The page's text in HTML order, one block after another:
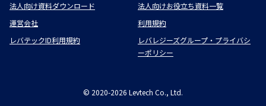
法人向け資料ダウンロード
法人向けお役立ち資料一覧
運営会社
利用規約
レバテックID利用規約
レバレジーズグループ・プライバシ
ーポリシー
© 2020-2026 Levtech Co., Ltd.